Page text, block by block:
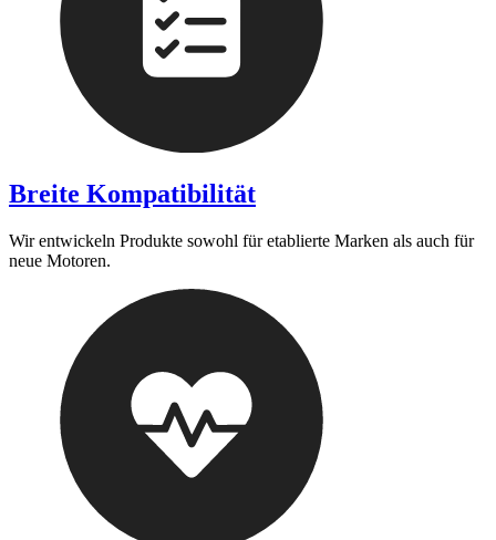
Breite Kompatibilität
Wir entwickeln Produkte sowohl für etablierte Marken als auch für
neue Motoren.